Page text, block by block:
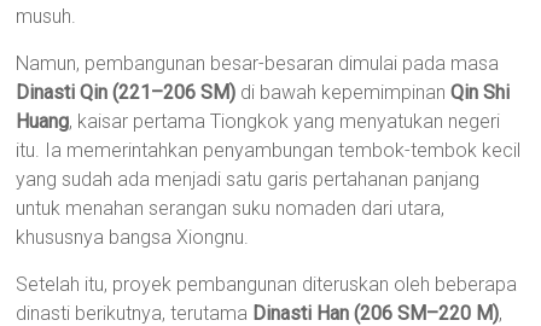
musuh.
Namun, pembangunan besar-besaran dimulai pada masa
Dinasti Qin (221–206 SM) di bawah kepemimpinanQin Shi
Huang, kaisar pertama Tiongkok yang menyatukan negeri
itu. Ia memerintahkan penyambungan tembok-tembok kecil
yang sudah ada menjadi satu garis pertahanan panjang
untuk menahan serangan suku nomaden dari utara,
khususnya bangsa Xiongnu.
Setelah itu, proyek pembangunan diteruskan oleh beberapa
dinasti berikutnya, terutama Dinasti Han (206 SM–220 M),